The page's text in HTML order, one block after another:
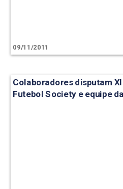
09/11/2011
Colaboradores disputam
Futebol Society e equipe